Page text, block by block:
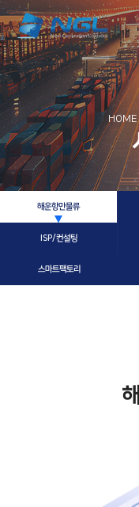
HOME
해운항만물류
ISP/컨설팅
스마트팩토리